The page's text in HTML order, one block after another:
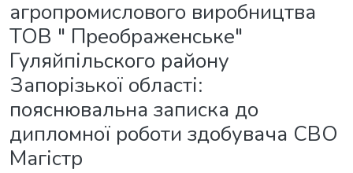
агропромислового виробництва
ТОВ " Преображенське"
Гуляйпільского району
Запорізької області:
пояснювальна записка до
дипломної роботи здобувача СВО
Магістр